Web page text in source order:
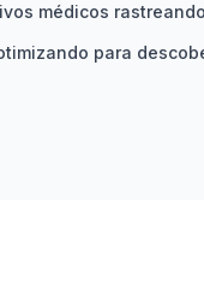
médicos
para